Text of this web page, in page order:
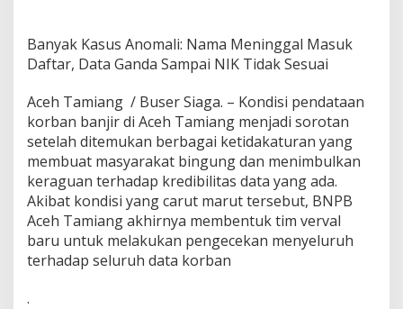
M
I
A
G
,
B
N
P
B
F
O
R
M
A
Banyak Kasus Anomali: Nama Meninggal Masuk
Daftar, Data Ganda Sampai NIK Tidak Sesuai
Aceh Tamiang / Buser Siaga. – Kondisi pendataan
korban banjir di Aceh Tamiang menjadi sorotan
setelah ditemukan berbagai ketidakaturan yang
membuat masyarakat bingung dan menimbulkan
keraguan terhadap kredibilitas data yang ada.
Akibat kondisi yang carut marut tersebut, BNPB
Aceh Tamiang akhirnya membentuk tim verval
baru untuk melakukan pengecekan menyeluruh
terhadap seluruh data korban
.